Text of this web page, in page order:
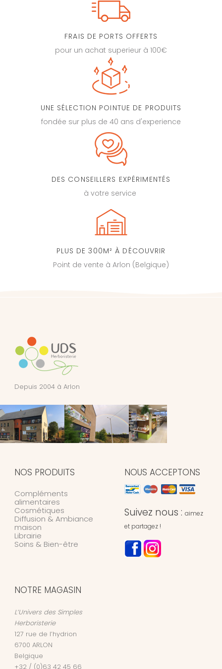
FRAIS DE PORTS OFFERTS
pour un achat superieur à 100€
UNE SÉLECTION POINTUE DE PRODUITS
fondée sur plus de 40 ans d'experience
DES CONSEILLERS EXPÉRIMENTÉS
à votre service
PLUS DE 300M² À DÉCOUVRIR
Point de vente à Arlon (Belgique)
Depuis 2004 à Arlon
NOS PRODUITS
Compléments
alimentaires
Cosmétiques
Diffusion & Ambiance
maison
Librairie
Soins & Bien-être
NOUS ACCEPTONS
Suivez nous : aimez
et partagez !
NOTRE MAGASIN
L’Univers des Simples
Herboristerie
127 rue de l’hydrion
6700 ARLON
Belgique
+32 / (0)63 42 45 66